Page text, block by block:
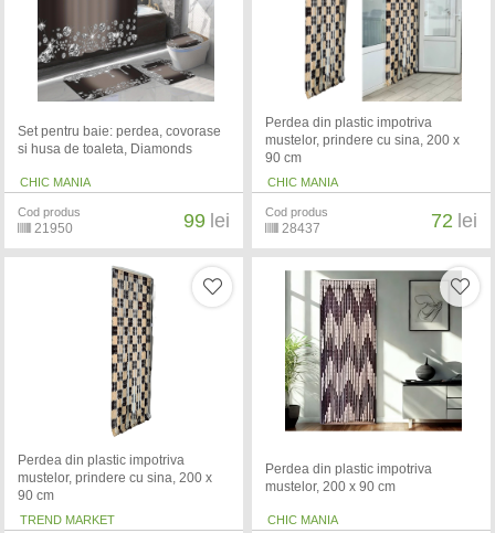
Set pentru baie: perdea, covorase
si husa de toaleta, Diamonds
CHIC MANIA
Cod produs
21950 99 lei
Perdea din plastic impotriva
mustelor, prindere cu sina, 200 x
90 cm
CHIC MANIA
Cod produs
28437 72 lei
Perdea din plastic impotriva
mustelor, prindere cu sina, 200 x
90 cm
TREND MARKET
Perdea din plastic impotriva
mustelor, 200 x 90 cm
CHIC MANIA